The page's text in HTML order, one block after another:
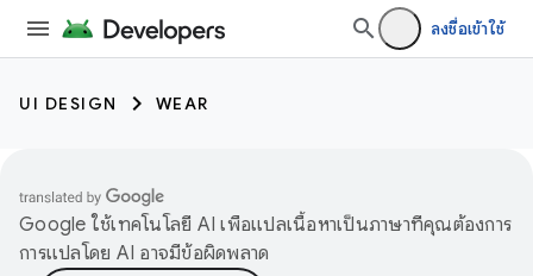
ลงชื่อเข้าใช้
UI DESIGN WEAR
Google ใช้เทคโนโลยี AI เพื่อแปลเนื้อหาเป็นภาษาที่คุณต้องการ
การแปลโดย AI อาจมีข้อผิดพลาด